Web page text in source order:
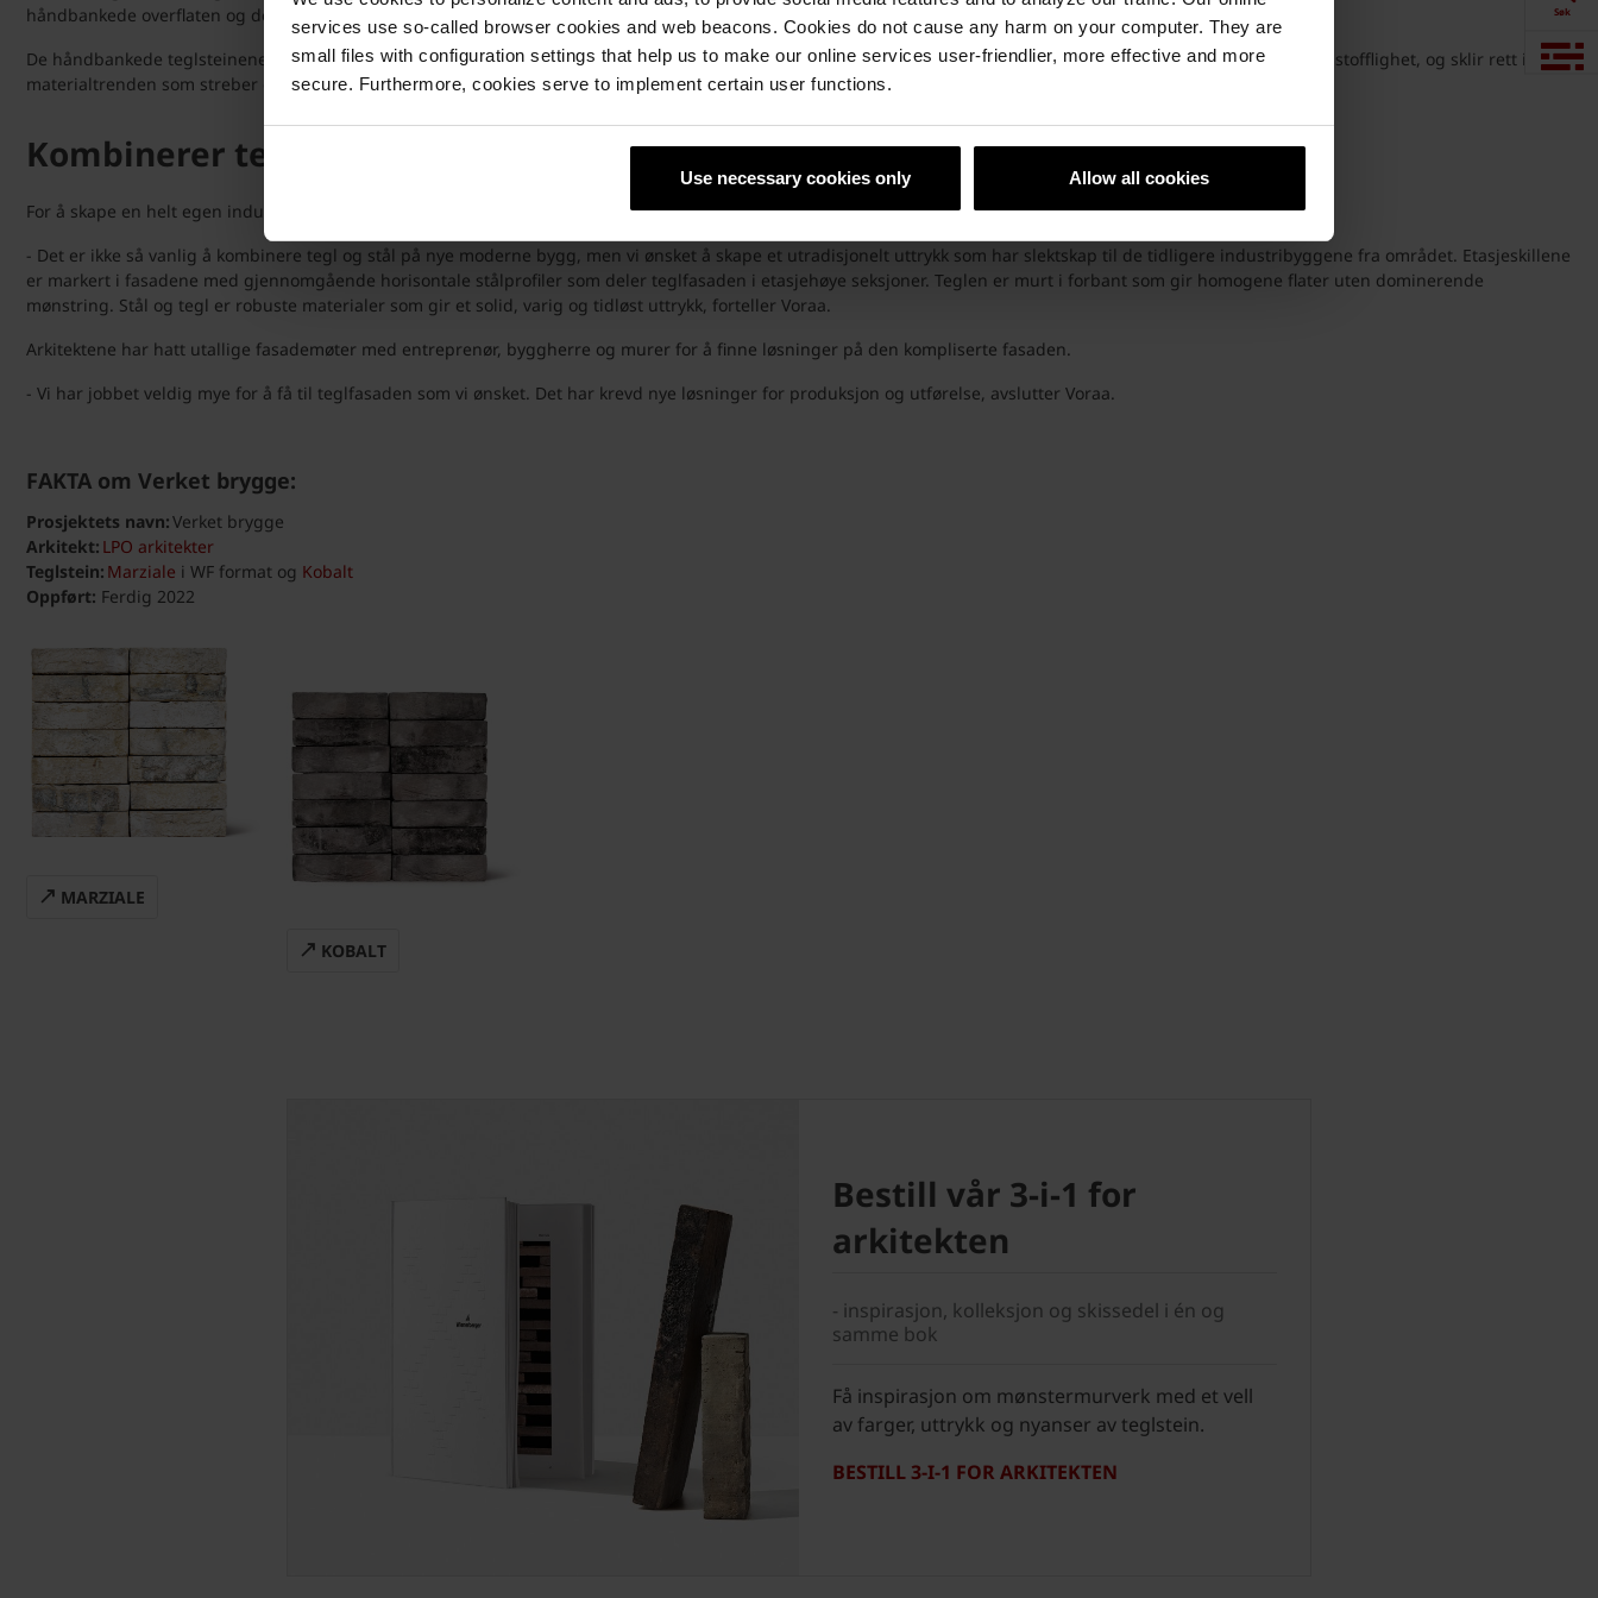
services use so-called browser cookies and web beacons. Cookies do not cause any harm on your computer. They are
small files with configuration settings that help us to make our online services user-friendlier, more effective and more
secure. Furthermore, cookies serve to implement certain user functions.
Use necessary cookies only Allow all cookies
håndbankede overflaten og det flotte fargespillet gir teglsteinen et eksklusivt og tiltalende uttrykk.
De håndbankede teglsteinene med det rustikke og rå uttrykket får stadig mer innpass i byggebransjen. De rustikke teglsteinene er et opplagt valg på grunn av sin stofflighet, og sklir rett inn i
materialtrenden som streber etter det ettertraktede ærlige uttrykket i naturmaterialer.
Kombinerer teglstein med stålprofiler i dekkeforkanten
For å skape en helt egen industriell karakter har LPO arkitekter kombinert teglstein med mørke stålprofiler langs dekkeforkanten.
- Det er ikke så vanlig å kombinere tegl og stål på nye moderne bygg, men vi ønsket å skape et utradisjonelt uttrykk som har slektskap til de tidligere industribyggene fra området. Etasjeskillene
er markert i fasadene med gjennomgående horisontale stålprofiler som deler teglfasaden i etasjehøye seksjoner. Teglen er murt i forbant som gir homogene flater uten dominerende
mønstring. Stål og tegl er robuste materialer som gir et solid, varig og tidløst uttrykk, forteller Voraa.
Arkitektene har hatt utallige fasademøter med entreprenør, byggherre og murer for å finne løsninger på den kompliserte fasaden.
- Vi har jobbet veldig mye for å få til teglfasaden som vi ønsket. Det har krevd nye løsninger for produksjon og utførelse, avslutter Voraa.
FAKTA om Verket brygge:
Prosjektets navn:Verket brygge
Arkitekt: LPO arkitekter
Teglstein: Marziale i WF format og Kobalt
Oppført: Ferdig 2022
MARZIALE
KOBALT
Bestill vår 3-i-1 for
arkitekten
- inspirasjon, kolleksjon og skissedel i én og
samme bok
Få inspirasjon om mønstermurverk med et vell
av farger, uttrykk og nyanser av teglstein.
BESTILL 3-I-1 FOR ARKITEKTEN
Søk